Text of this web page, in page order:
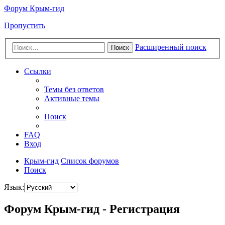
Форум Крым-гид
Пропустить
Поиск Расширенный поиск
Ссылки
Темы без ответов
Активные темы
Поиск
FAQ
Вход
Крым-гид Список форумов
Поиск
Язык:
Форум Крым-гид - Регистрация